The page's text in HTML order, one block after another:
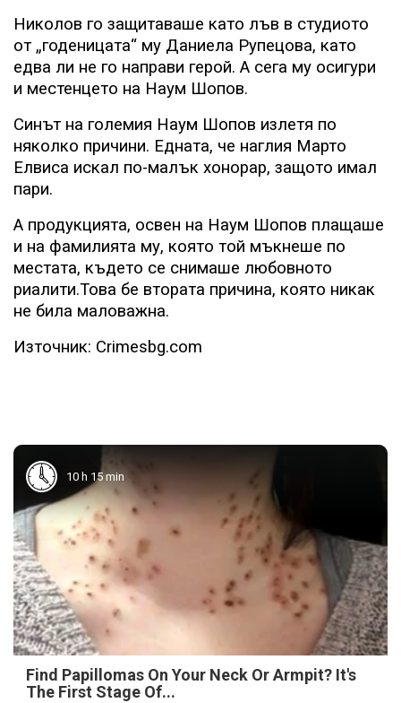
Николов го защитаваше като лъв в студиото
от „годеницата“ му Даниела Рупецова, като
едва ли не го направи герой. А сега му осигури
и местенцето на Наум Шопов.
Синът на големия Наум Шопов излетя по
няколко причини. Едната, че наглия Марто
Елвиса искал по-малък хонорар, защото имал
пари.
А продукцията, освен на Наум Шопов плащаше
и на фамилията му, която той мъкнеше по
местата, където се снимаше любовното
риалити.Това бе втората причина, която никак
не била маловажна.
Източник: Crimesbg.com
10 h 15 min
Find Papillomas On Your Neck Or Armpit? It's
The First Stage Of...